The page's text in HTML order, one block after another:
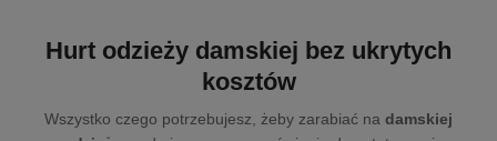
Hurt odzieży damskiej bez ukrytych
kosztów
Wszystko czego potrzebujesz, żeby zarabiać na damskiej